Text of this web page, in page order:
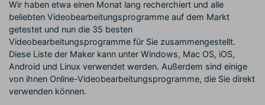
Wir haben etwa einen Monat lang recherchiert und alle
beliebten Videobearbeitungsprogramme auf dem Markt
getestet und nun die 35 besten
Videobearbeitungsprogramme für Sie zusammengestellt.
Diese Liste der Maker kann unter Windows, Mac OS, iOS,
Android und Linux verwendet werden. Außerdem sind einige
von ihnen Online-Videobearbeitungsprogramme, die Sie direkt
verwenden können.